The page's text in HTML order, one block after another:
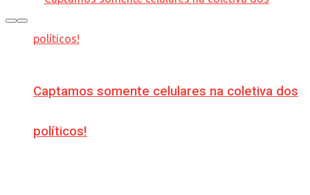
Captamos somente celulares na coletiva dos
políticos!